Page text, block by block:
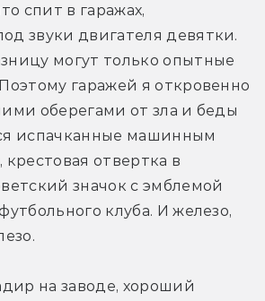
спит в гаражах,
звуки двигателя девятки.
могут только опытные
гаражей я откровенно
оберегами от зла и беды
испачканные машинным
отвертка в
значок с эмблемой
клуба. И железо,
на заводе, хороший